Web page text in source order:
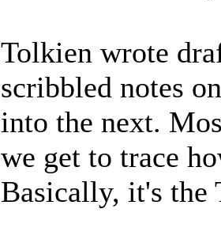
Tolkien wrote
scribbled notes
into the next.
we get to trace
Basically, it's the